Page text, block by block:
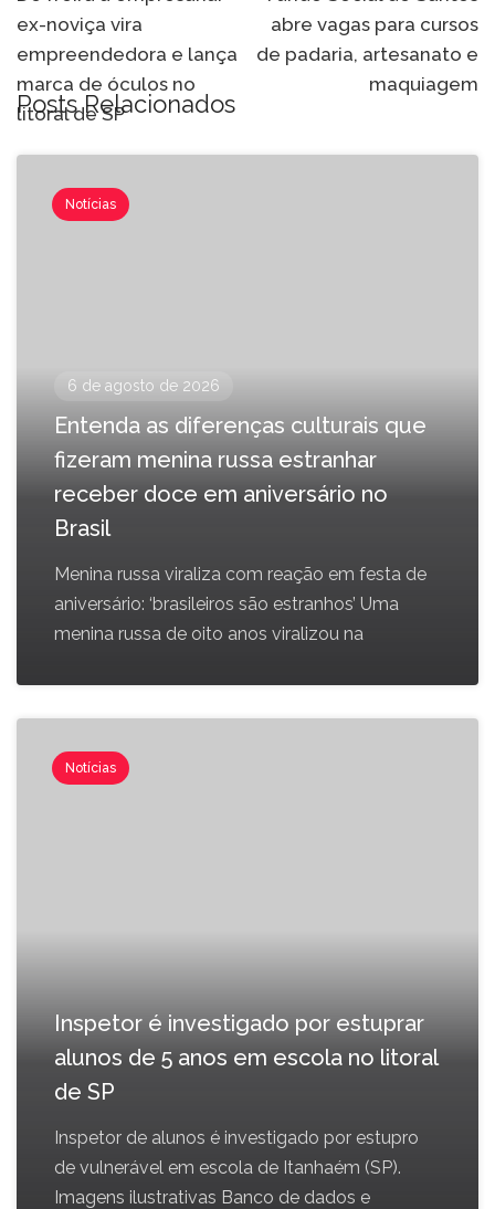
ex-noviça vira
empreendedora e lança
marca de óculos no
litoral de SP
abre vagas para cursos
de padaria, artesanato e
maquiagem
Posts Relacionados
Notícias
6 de agosto de 2026
Entenda as diferenças culturais que
fizeram menina russa estranhar
receber doce em aniversário no
Brasil
Menina russa viraliza com reação em festa de
aniversário: ‘brasileiros são estranhos’ Uma
menina russa de oito anos viralizou na
Notícias
Inspetor é investigado por estuprar
alunos de 5 anos em escola no litoral
de SP
Inspetor de alunos é investigado por estupro
de vulnerável em escola de Itanhaém (SP).
Imagens ilustrativas Banco de dados e